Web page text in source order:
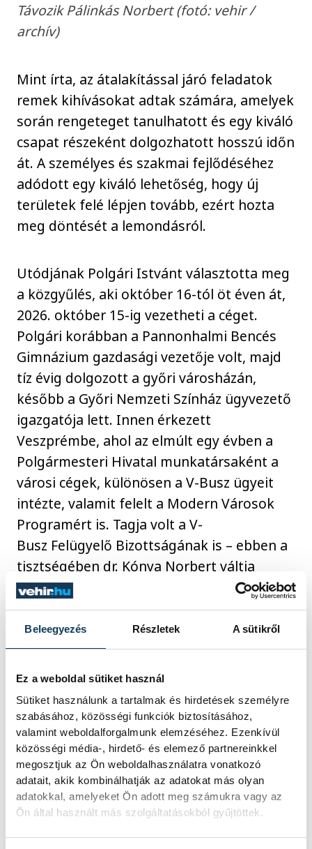
Beleegyezés Részletek A sütikről
Ez a weboldal sütiket használ
Sütiket használunk a tartalmak és hirdetések személyre
szabásához, közösségi funkciók biztosításához,
valamint weboldalforgalmunk elemzéséhez. Ezenkívül
közösségi média-, hirdető- és elemező partnereinkkel
megosztjuk az Ön weboldalhasználatra vonatkozó
adatait, akik kombinálhatják az adatokat más olyan
adatokkal, amelyeket Ön adott meg számukra vagy az
Ön által használt más szolgáltatásokból gyűjtöttek.
Távozik Pálinkás Norbert (fotó: vehir /
archív)
Mint írta, az átalakítással járó feladatok
remek kihívásokat adtak számára, amelyek
során rengeteget tanulhatott és egy kiváló
csapat részeként dolgozhatott hosszú időn
át. A személyes és szakmai fejlődéséhez
adódott egy kiváló lehetőség, hogy új
területek felé lépjen tovább, ezért hozta
meg döntését a lemondásról.
Utódjának Polgári Istvánt választotta meg
a közgyűlés, aki október 16-tól öt éven át,
2026. október 15-ig vezetheti a céget.
Polgári korábban a Pannonhalmi Bencés
Gimnázium gazdasági vezetője volt, majd
tíz évig dolgozott a győri városházán,
később a Győri Nemzeti Színház ügyvezető
igazgatója lett. Innen érkezett
Veszprémbe, ahol az elmúlt egy évben a
Polgármesteri Hivatal munkatársaként a
városi cégek, különösen a V-Busz ügyeit
intézte, valamit felelt a Modern Városok
Programért is. Tagja volt a V-
Busz Felügyelő Bizottságának is – ebben a
tisztségében dr. Kónya Norbert váltja
majd.
közélet V-Busz
Polgári István
Pálinkás Norbert
SZERZŐ
vehir.hu